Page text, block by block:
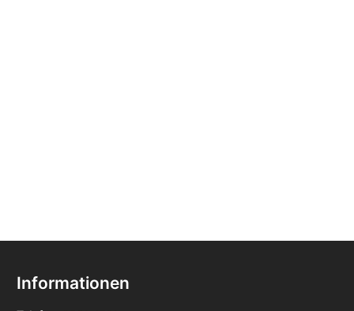
Informationen